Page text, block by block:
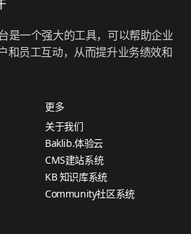
是一个强大的工具，可以帮助企业
和员工互动，从而提升业务绩效和
更多
关于我们
Baklib.体验云
CMS建站系统
KB 知识库系统
Community社区系统